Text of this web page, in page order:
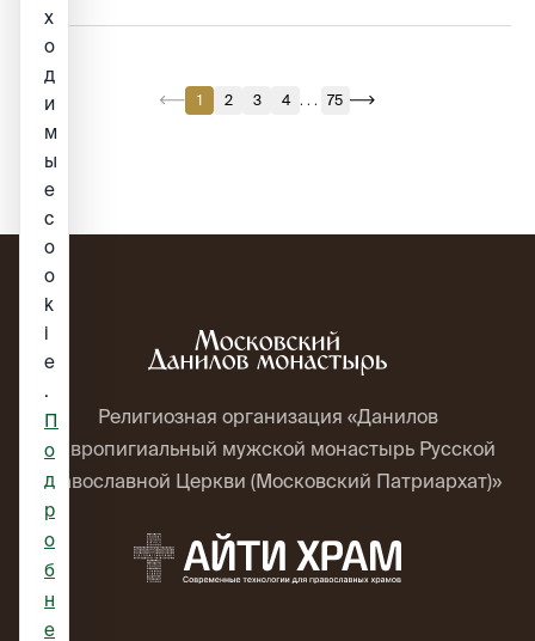
1 2 3 4 ... 75
Религиозная организация «Данилов
ставропигиальный мужской монастырь Русской
Православной Церкви (Московский Патриархат)»
х
о
д
и
м
ы
е
c
o
o
k
i
e
.
П
о
д
р
о
б
н
е